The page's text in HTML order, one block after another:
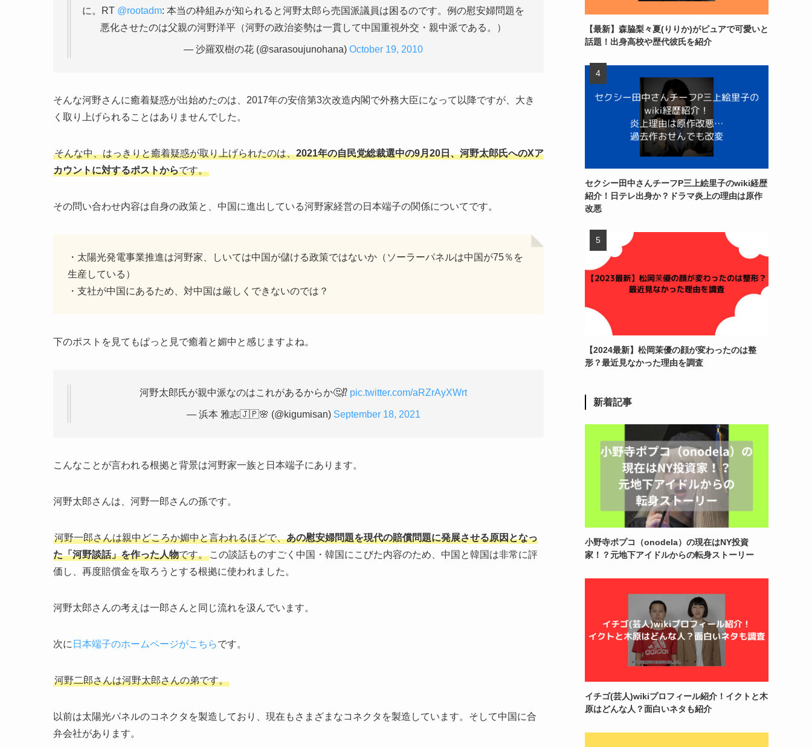
に。RT @rootadm: 本当の枠組みが知られると河野太郎ら売国派議員は困るのです。例の慰安婦問題を
悪化させたのは父親の河野洋平（河野の政治姿勢は一貫して中国重視外交・親中派である。）
— 沙羅双樹の花 (@sarasoujunohana) October 19, 2010
そんな河野さんに癒着疑惑が出始めたのは、2017年の安倍第3次改造内閣で外務大臣になって以降ですが、大き
く取り上げられることはありませんでした。
そんな中、はっきりと癒着疑惑が取り上げられたのは、2021年の自民党総裁選中の9月20日、河野太郎氏へのXア
カウントに対するポストからです。
その問い合わせ内容は自身の政策と、中国に進出している河野家経営の日本端子の関係についてです。
・太陽光発電事業推進は河野家、しいては中国が儲ける政策ではないか（ソーラーパネルは中国が75％を
生産している）
・支社が中国にあるため、対中国は厳しくできないのでは？
下のポストを見てもぱっと見で癒着と媚中と感じますよね。
河野太郎氏が親中派なのはこれがあるからか🤔⁉️ pic.twitter.com/aRZrAyXWrt
— 浜本 雅志🇯🇵🌸 (@kigumisan) September 18, 2021
こんなことが言われる根拠と背景は河野家一族と日本端子にあります。
河野太郎さんは、河野一郎さんの孫です。
河野一郎さんは親中どころか媚中と言われるほどで、あの慰安婦問題を現代の賠償問題に発展させる原因となっ
た「河野談話」を作った人物です。 この談話ものすごく中国・韓国にこびた内容のため、中国と韓国は非常に評
価し、再度賠償金を取ろうとする根拠に使われました。
河野太郎さんの考えは一郎さんと同じ流れを汲んでいます。
次に 日本端子のホームページがこちらです。
河野二郎さんは河野太郎さんの弟です。
以前は太陽光パネルのコネクタを製造しており、現在もさまざまなコネクタを製造しています。そして中国に合
弁会社があります。
【最新】森脇梨々夏(りりか)がピュアで可愛いと
話題！出身高校や歴代彼氏を紹介
セクシー田中さんチーフP三上絵里子のwiki経歴
紹介！日テレ出身か？ドラマ炎上の理由は原作
改悪
【2024最新】松岡茉優の顔が変わったのは整
形？最近見なかった理由を調査
新着記事
小野寺ポプコ（onodela）の現在はNY投資
家！？元地下アイドルからの転身ストーリー
イチゴ(芸人)wikiプロフィール紹介！イクトと木
原はどんな人？面白いネタも紹介